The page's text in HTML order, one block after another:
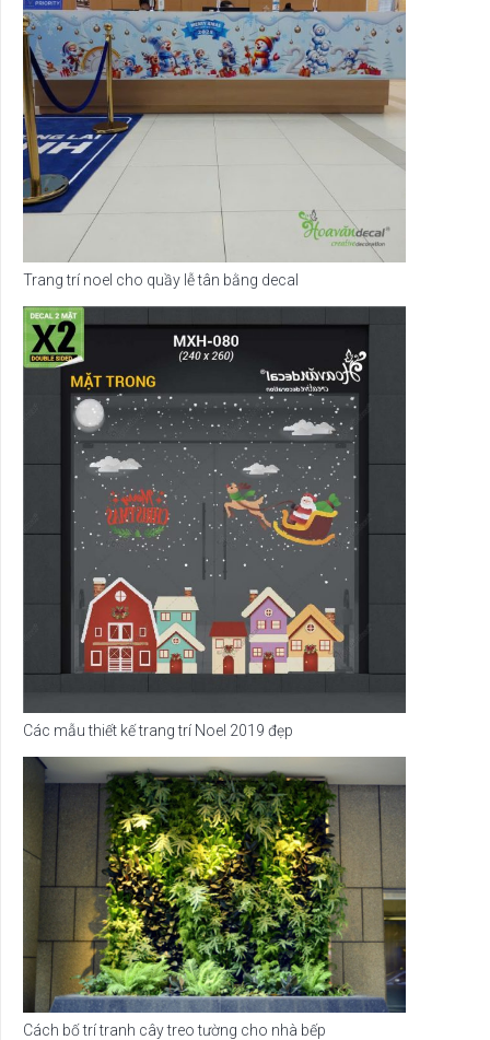
Trang trí noel cho quầy lễ tân bằng decal
Các mẫu thiết kế trang trí Noel 2019 đẹp
Cách bố trí tranh cây treo tường cho nhà bếp